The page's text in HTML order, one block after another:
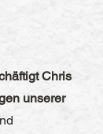
Chris
unserer